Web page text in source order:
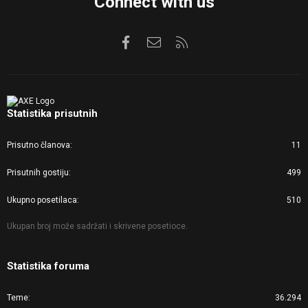
FacebookKontaktirajte nas
Statistika prisutnih
Prisutno članova 11
Prisutnih gostiju 499
Ukupno posetilaca 510
Ukupan broj može sadržati i skrivene posetioce.
Statistika foruma
Teme 36.294